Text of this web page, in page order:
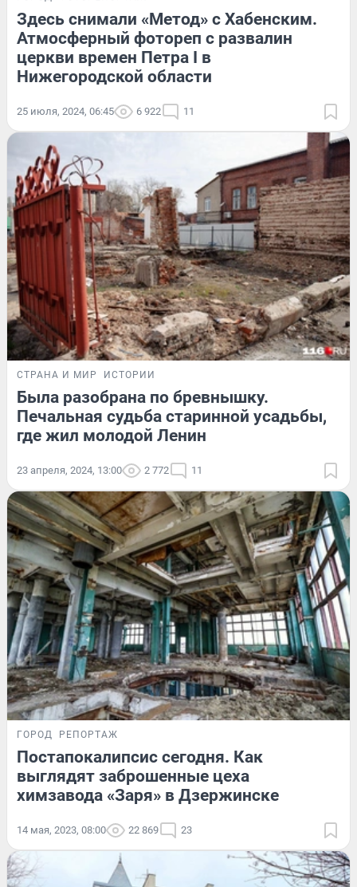
Здесь снимали «Метод» с Хабенским.
Атмосферный фотореп с развалин
церкви времен Петра I в
Нижегородской области
25 июля, 2024, 06:45 6 922 11
СТРАНА И МИР ИСТОРИИ
Была разобрана по бревнышку.
Печальная судьба старинной усадьбы,
где жил молодой Ленин
23 апреля, 2024, 13:00 2 772 11
ГОРОД РЕПОРТАЖ
Постапокалипсис сегодня. Как
выглядят заброшенные цеха
химзавода «Заря» в Дзержинске
14 мая, 2023, 08:00 22 869 23